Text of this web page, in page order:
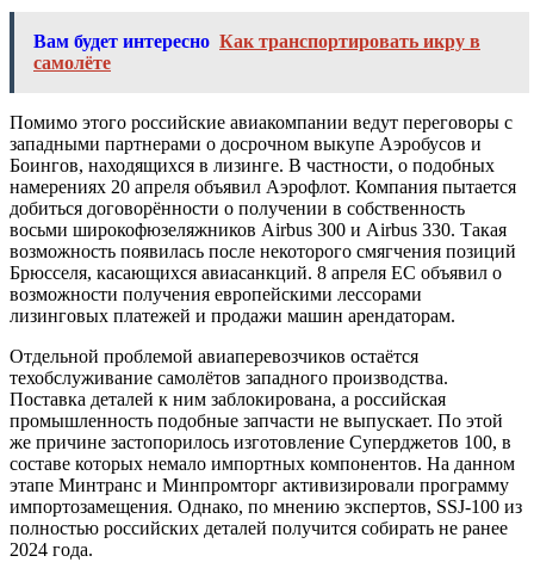
Вам будет интересно Как транспортировать икру в
самолёте
Помимо этого российские авиакомпании ведут переговоры с
западными партнерами о досрочном выкупе Аэробусов и
Боингов, находящихся в лизинге. В частности, о подобных
намерениях 20 апреля объявил Аэрофлот. Компания пытается
добиться договорённости о получении в собственность
восьми широкофюзеляжников Airbus 300 и Airbus 330. Такая
возможность появилась после некоторого смягчения позиций
Брюсселя, касающихся авиасанкций. 8 апреля ЕС объявил о
возможности получения европейскими лессорами
лизинговых платежей и продажи машин арендаторам.
Отдельной проблемой авиаперевозчиков остаётся
техобслуживание самолётов западного производства.
Поставка деталей к ним заблокирована, а российская
промышленность подобные запчасти не выпускает. По этой
же причине застопорилось изготовление Суперджетов 100, в
составе которых немало импортных компонентов. На данном
этапе Минтранс и Минпромторг активизировали программу
импортозамещения. Однако, по мнению экспертов, SSJ-100 из
полностью российских деталей получится собирать не ранее
2024 года.